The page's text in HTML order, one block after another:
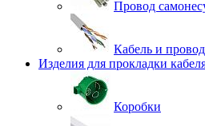
Провод
Кабель и
Изделия для прокладки
Коробки